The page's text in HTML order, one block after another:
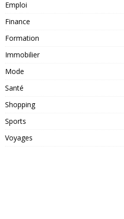
Emploi
Finance
Formation
Immobilier
Mode
Santé
Shopping
Sports
Voyages